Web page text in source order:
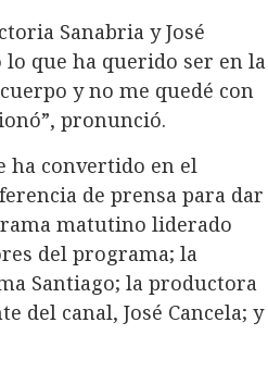
Sanabria y José
que ha querido ser en la
y no me quedé con
pronunció.
ha convertido en el
de prensa para dar
matutino liderado
del programa; la
Santiago; la productora
del canal, José Cancela; y